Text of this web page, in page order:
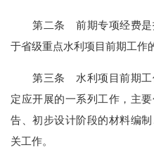
第二条
前期专项经费是
于省级重点水利项目前期工作
第三条
水利项目前期工
定应开展的一系列工作，主要
告、初步设计阶段的材料编
关工作。